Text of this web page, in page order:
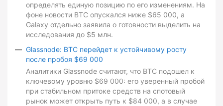
определять единую позицию по его изменениям. На
фоне новости BTC опускался ниже $65 000, а
Galaxy отдельно заявила о готовности выделить на
исследования до $5 млн.
Glassnode: BTC перейдет к устойчивому росту
после пробоя $69 000
Аналитики Glassnode считают, что BTC подошел к
ключевому уровню $69 000: его уверенный пробой
при стабильном притоке средств на спотовый
рынок может открыть путь к $84 000, а в случае